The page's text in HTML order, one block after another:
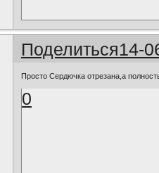
Поделиться14-
Просто Сердючка отрезана,а
0